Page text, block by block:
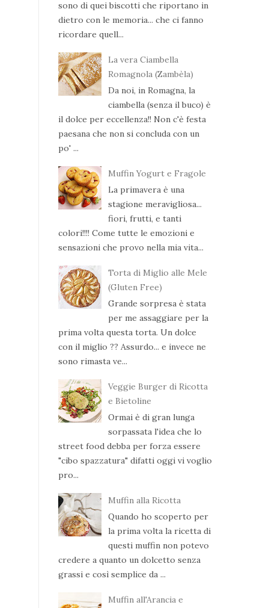
sono di quei biscotti che riportano in
dietro con le memoria... che ci fanno
ricordare quell...
La vera Ciambella
Romagnola (Zambèla)
Da noi, in Romagna, la
ciambella (senza il buco) è
il dolce per eccellenza!! Non c'è festa
paesana che non si concluda con un
po' ...
Muffin Yogurt e Fragole
La primavera è una
stagione meravigliosa...
fiori, frutti, e tanti
colori!!!! Come tutte le emozioni e
sensazioni che provo nella mia vita...
Torta di Miglio alle Mele
(Gluten Free)
Grande sorpresa è stata
per me assaggiare per la
prima volta questa torta. Un dolce
con il miglio ?? Assurdo... e invece ne
sono rimasta ve...
Veggie Burger di Ricotta
e Bietoline
Ormai è di gran lunga
sorpassata l'idea che lo
street food debba per forza essere
"cibo spazzatura" difatti oggi vi voglio
pro...
Muffin alla Ricotta
Quando ho scoperto per
la prima volta la ricetta di
questi muffin non potevo
credere a quanto un dolcetto senza
grassi e così semplice da ...
Muffin all'Arancia e